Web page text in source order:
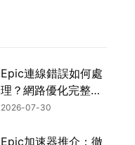
Epic連線錯誤如何處
理？網路優化完整教
學！
2026-07-30
Epic加速器推介：徹